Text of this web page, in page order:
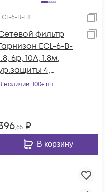
6-B-1.8
фильтр
ECL-6-B-
6р, 10А, 1.8м,
4,
пакет
наличии: 100+ шт
,65 ₽
В корзину